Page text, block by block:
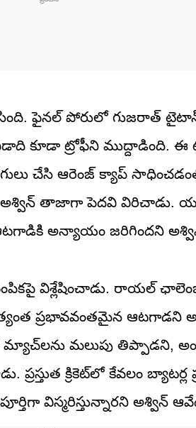
ఫైనల్ పోరులో గుజరాత్
కూడా ట్రోఫీని ముద్దాడింది.
చేసి ఆరెంజ్ క్యాప్
తాజాగా పెదవి విరిచాడు.
అన్యాయం జరిగిందని
విశ్లేషించాడు. రాయల్
ప్రభావవంతమైన ఆటగాడని
మలుపు తిప్పాడని,
ప్రస్తుత క్రికెట్‌లో కేవలం బ్యాటర్ల
విస్మరిస్తున్నారని అశ్విన్